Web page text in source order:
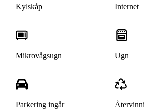
Kylskåp Internet
Mikrovågsugn Ugn
Parkering ingår